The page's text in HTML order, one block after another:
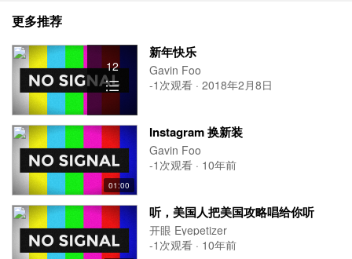
平、苏州太仓沙溪古镇、上海、东北、河北暖泉进行取景。精心布
置的场景和细节，以及寻遍各地找到的老手艺人，都为片子里浓郁
的中国风和年味增色不少。
更多推荐
12
新年快乐
Gavin Foo
-1次观看 · 2018年2月8日
01:00
Instagram 换新装
Gavin Foo
-1次观看 · 10年前
听，美国人把美国攻略唱给你听
开眼 Eyepetizer
-1次观看 · 10年前